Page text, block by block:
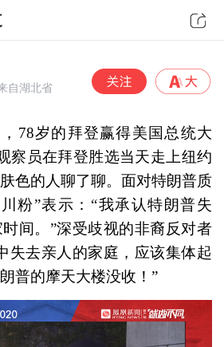
自湖北省
78岁的拜登赢得美国总统大
察员在拜登胜选当天走上纽约
色的人聊了聊。面对特朗普质
粉”表示：“我承认特朗普失
间。”深受歧视的非裔反对者
失去亲人的家庭，应该集体起
普的摩天大楼没收！”